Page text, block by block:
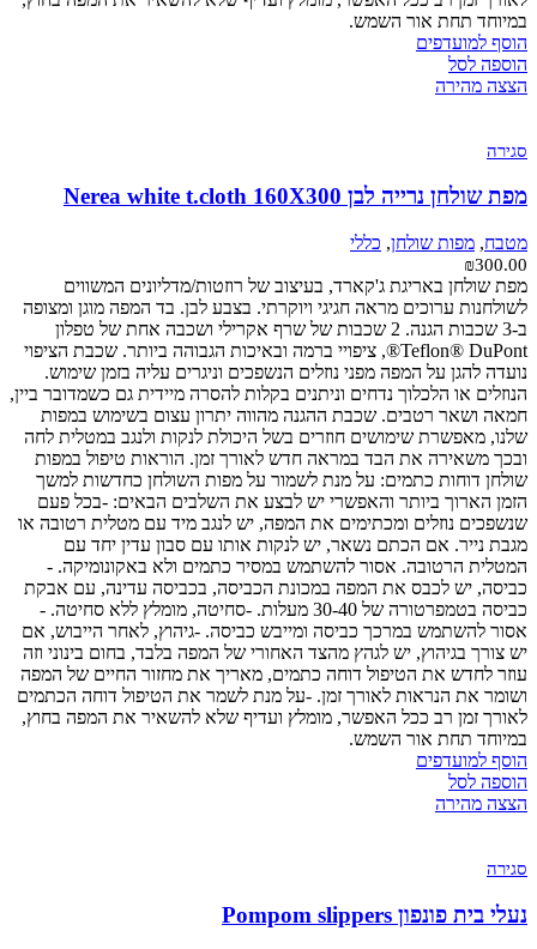
במיוחד תחת אור השמש.
הוסף למועדפים
הוספה לסל
הצצה מהירה
סגירה
מפת שולחן נרייה לבן Nerea white t.cloth 160X300
מטבח, מפות שולחן, כללי
₪300.00
מפת שולחן באריגת ג'קארד, בעיצוב של רוזטות/מדליונים המשווים
לשולחנות ערוכים מראה חגיגי ויוקרתי. בצבע לבן. בד המפה מוגן ומצופה
ב-3 שכבות הגנה. 2 שכבות של שרף אקרילי ושכבה אחת של טפלון
Teflon® DuPont®, ציפויי ברמה ובאיכות הגבוהה ביותר. שכבת הציפוי
נועדה להגן על המפה מפני נוזלים הנשפכים וניגרים עליה בזמן שימוש.
הנוזלים או הלכלוך נדחים וניתנים בקלות להסרה מיידית גם כשמדובר ביין,
חמאה ושאר רטבים. שכבת ההגנה מהווה יתרון עצום בשימוש במפות
שלנו, מאפשרת שימושים חוזרים בשל היכולת לנקות ולנגב במטלית לחה
ובכך משאירה את הבד במראה חדש לאורך זמן. הוראות טיפול במפות
שולחן דוחות כתמים: על מנת לשמור על מפות השולחן כחדשות למשך
הזמן הארוך ביותר והאפשרי יש לבצע את השלבים הבאים: -בכל פעם
שנשפכים נוזלים ומכתימים את המפה, יש לנגב מיד עם מטלית רטובה או
מגבת נייר. אם הכתם נשאר, יש לנקות אותו עם סבון עדין יחד עם
המטלית הרטובה. אסור להשתמש במסיר כתמים ולא באקונומיקה. -
כביסה, יש לכבס את המפה במכונת הכביסה, בכביסה עדינה, עם אבקת
כביסה בטמפרטורה של 30-40 מעלות. -סחיטה, מומלץ ללא סחיטה. -
אסור להשתמש במרכך כביסה ומייבש כביסה. -גיהוץ, לאחר הייבוש, אם
יש צורך בגיהוץ, יש לגהץ מהצד האחורי של המפה בלבד, בחום בינוני וזה
עוזר לחדש את הטיפול דוחה כתמים, מאריך את מחזור החיים של המפה
ושומר את הנראות לאורך זמן. -על מנת לשמר את הטיפול דוחה הכתמים
לאורך זמן רב ככל האפשר, מומלץ ועדיף שלא להשאיר את המפה בחוץ,
במיוחד תחת אור השמש.
הוסף למועדפים
הוספה לסל
הצצה מהירה
סגירה
נעלי בית פונפון Pompom slippers